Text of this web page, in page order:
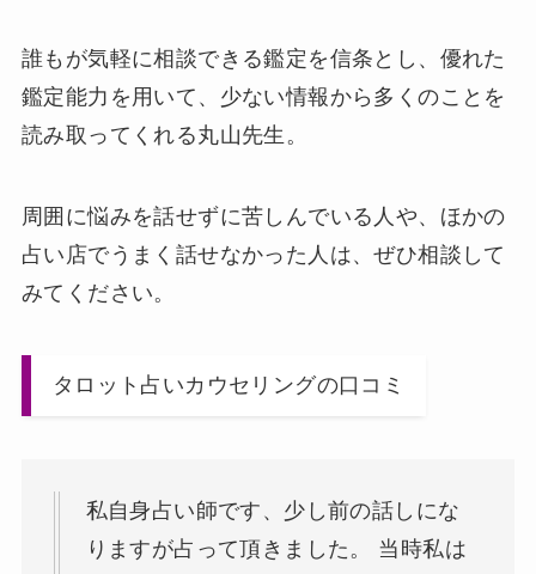
誰もが気軽に相談できる鑑定を信条とし、優れた
鑑定能力を用いて、少ない情報から多くのことを
読み取ってくれる丸山先生。
周囲に悩みを話せずに苦しんでいる人や、ほかの
占い店でうまく話せなかった人は、ぜひ相談して
みてください。
タロット占いカウセリングの口コミ
私自身占い師です、少し前の話しにな
りますが占って頂きました。 当時私は